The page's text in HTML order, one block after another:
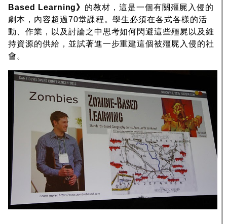
Based Learning》 的教材，這是一個有關殭屍入侵的
劇本，內容超過70堂課程。學生必須在各式各樣的活
動、作業，以及討論之中思考如何閃避這些殭屍以及維
持資源的供給，並試著進一步重建這個被殭屍入侵的社
會。